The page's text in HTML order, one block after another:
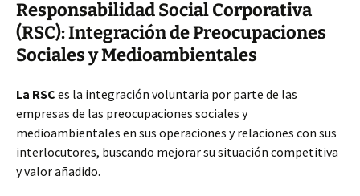
Responsabilidad Social Corporativa
(RSC): Integración de Preocupaciones
Sociales y Medioambientales
La RSC es la integración voluntaria por parte de las
empresas de las preocupaciones sociales y
medioambientales en sus operaciones y relaciones con sus
interlocutores, buscando mejorar su situación competitiva
y valor añadido.